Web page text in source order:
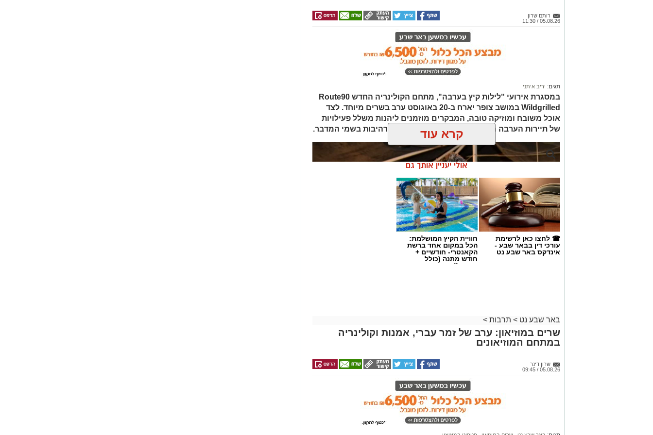
רותם שרון
05.08.26 / 11:30
תגים: יריב איתני
במסגרת אירועי "לילות קיץ בערבה", מתחם הקולינריה החדש Route90
Wildgrilled במושב צופר יארח ב-20 באוגוסט ערב בשרים מיוחד. לצד
אוכל משובח ומוזיקה טובה, המבקרים מוזמנים ליהנות משלל פעילויות
של תיירות הערבה התיכונה, ובהן תצפיות כוכבים מרהיבות בשמי המדבר.
שף יריב איתני, הבעלים של מעדניית "Route 90" המוכרת מצוקים, משיק בימים אלו
את "Route90 Wildgrilled" – מתחם אירועים קולינרי חדש הממוקם במיקום פסטורלי
קרא עוד
אולי יעניין אותך גם
☎ לחצו כאן לרשימת
עורכי דין בבאר שבע -
אינדקס באר שבע נט
חוויית הקיץ המושלמת:
הכל במקום אחד ברשת
הקאנטרי- חודשיים +
חודש מתנה (כולל
החגים!)
באר שבע נט > תרבות >
שרים במוזיאון: ערב של זמר עברי, אמנות וקולינריה
במתחם המוזיאונים
שרון דינר
05.08.26 / 09:45